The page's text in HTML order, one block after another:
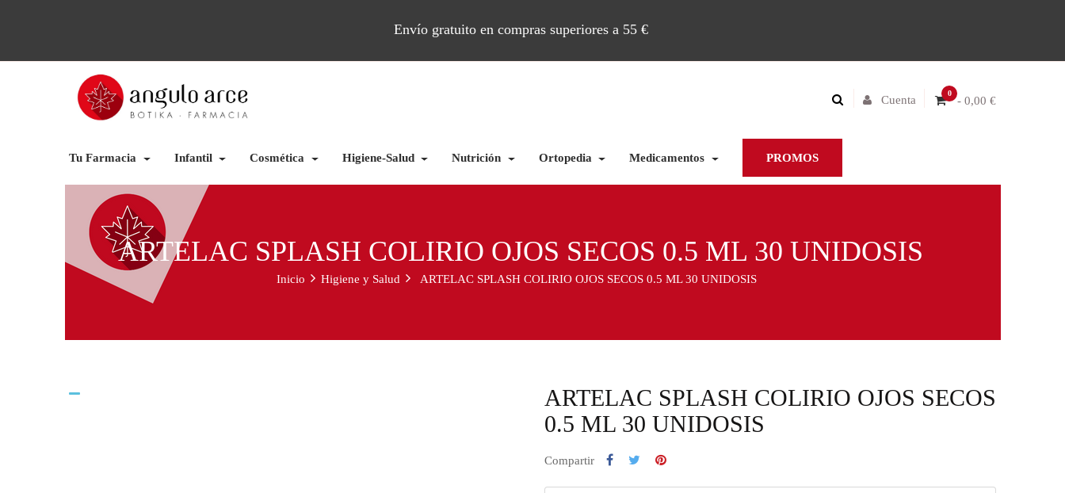
Envío gratuito en compras superiores a 55 €
0
- 0,00 €
Cuenta
Tu Farmacia Infantil Cosmética Higiene-Salud Nutrición Ortopedia Medicamentos PROMOS
ARTELAC SPLASH COLIRIO OJOS SECOS 0.5 ML 30 UNIDOSIS
Inicio Higiene y Salud ARTELAC SPLASH COLIRIO OJOS SECOS 0.5 ML 30 UNIDOSIS
ARTELAC SPLASH COLIRIO OJOS SECOS
0.5 ML 30 UNIDOSIS
Compartir